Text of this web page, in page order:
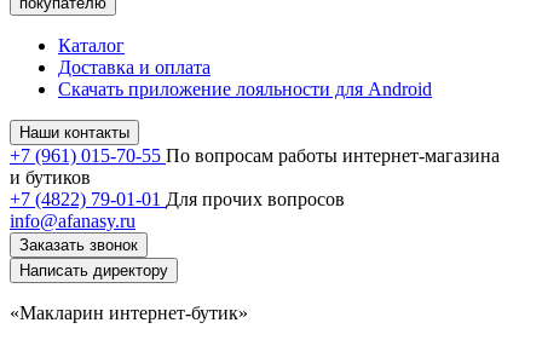
Каталог
Доставка и оплата
Скачать приложение лояльности для Android
Наши контакты
+7 (961) 015-70-55 По вопросам работы интернет-магазина
и бутиков
+7 (4822) 79-01-01 Для прочих вопросов
info@afanasy.ru
Заказать звонок
Написать директору
«Макларин интернет-бутик»